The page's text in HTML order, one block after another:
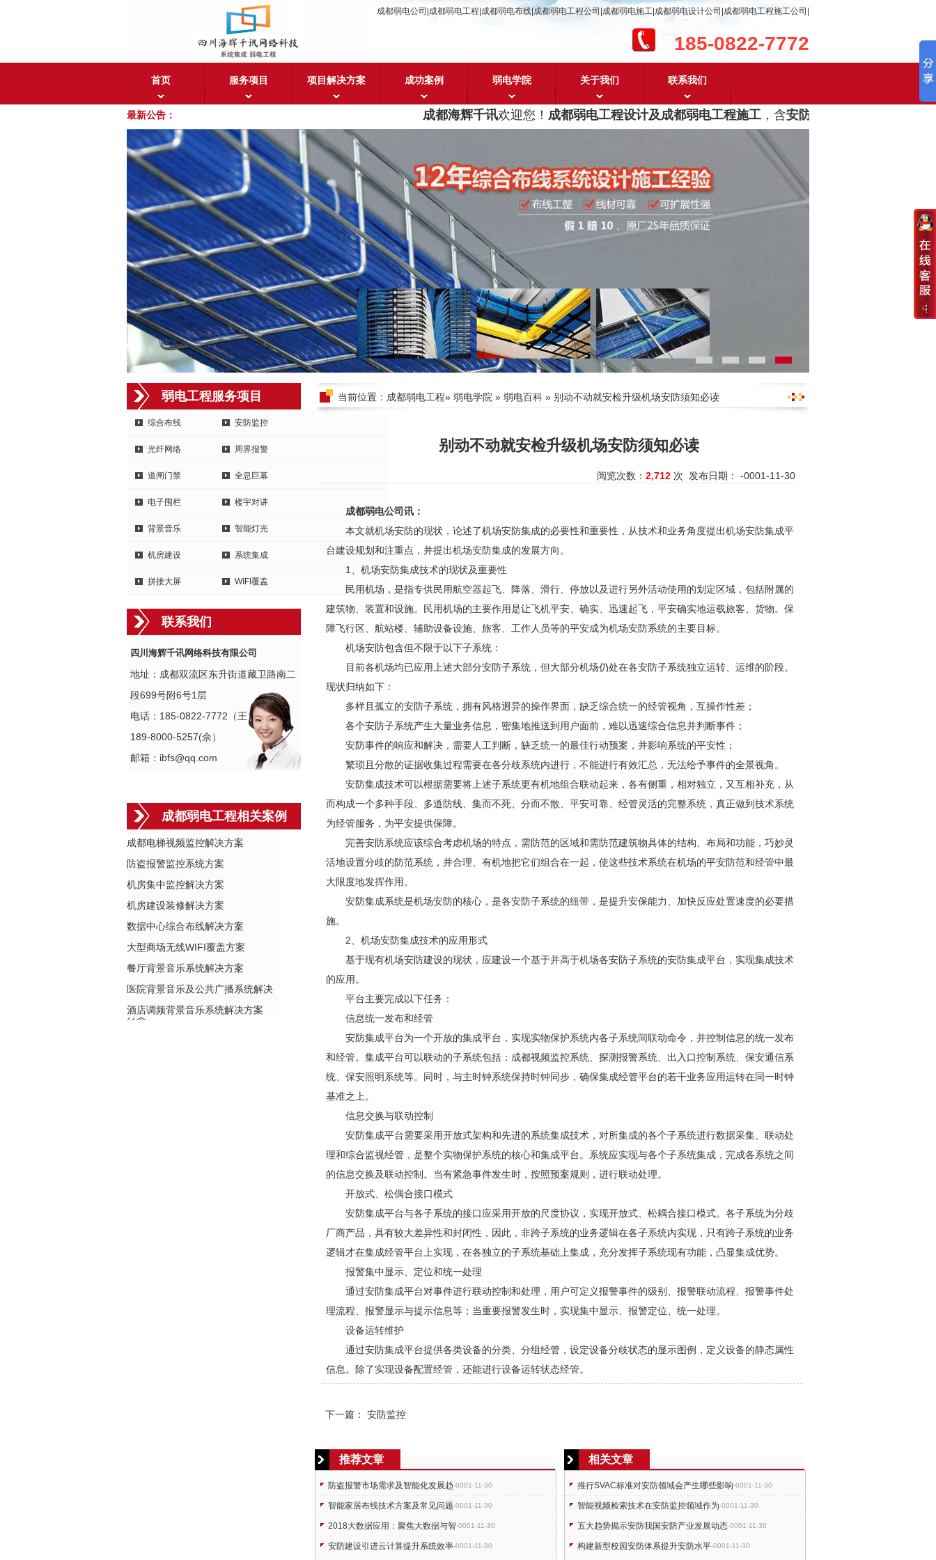
成都弱电公司|成都弱电工程|成都弱电布线|成都弱电工程公司|成都弱电施工|成都弱电设计公司|成都弱电工程施工公司|
185-0822-7772
首页 服务项目 项目解决方案 成功案例 弱电学院 关于我们 联系我们
最新公告： 成都海辉千讯欢迎您！成都弱电工程设计及成都弱电工程施工，含 安防监控，系统集成，综合
弱电工程服务项目
综合布线 安防监控
光纤网络 周界报警
道闸门禁 全息巨幕
电子围栏 楼宇对讲
背景音乐 智能灯光
机房建设 系统集成
拼接大屏 WIFI覆盖
联系我们
四川海辉千讯网络科技有限公司
地址：成都双流区东升街道藏卫路南二
段699号附6号1层
电话：185-0822-7772（王）
189-8000-5257(佘）
邮箱：ibfs@qq.com
成都弱电工程相关案例
成都电梯视频监控解决方案
防盗报警监控系统方案
机房集中监控解决方案
机房建设装修解决方案
数据中心综合布线解决方案
大型商场无线WIFI覆盖方案
餐厅背景音乐系统解决方案
医院背景音乐及公共广播系统解决
方案
酒店调频背景音乐系统解决方案
当前位置： 成都弱电工程» 弱电学院 » 弱电百科 » 别动不动就安检升级机场安防须知必读
别动不动就安检升级机场安防须知必读
阅览次数： 2,712 次 发布日期： -0001-11-30
成都弱电公司讯：
本文就机场安防的现状，论述了机场安防集成的必要性和重要性，从技术和业务角度提出机场安防集成平
台建设规划和注重点，并提出机场安防集成的发展方向。
1、机场安防集成技术的现状及重要性
民用机场，是指专供民用航空器起飞、降落、滑行、停放以及进行另外活动使用的划定区域，包括附属的
建筑物、装置和设施。民用机场的主要作用是让飞机平安、确实、迅速起飞，平安确实地运载旅客、货物。保
障飞行区、航站楼、辅助设备设施、旅客、工作人员等的平安成为机场安防系统的主要目标。
机场安防包含但不限于以下子系统：
目前各机场均已应用上述大部分安防子系统，但大部分机场仍处在各安防子系统独立运转、运维的阶段。
现状归纳如下：
多样且孤立的安防子系统，拥有风格迥异的操作界面，缺乏综合统一的经管视角，互操作性差；
各个安防子系统产生大量业务信息，密集地推送到用户面前，难以迅速综合信息并判断事件；
安防事件的响应和解决，需要人工判断，缺乏统一的最佳行动预案，并影响系统的平安性；
繁琐且分散的证据收集过程需要在各分歧系统内进行，不能进行有效汇总，无法给予事件的全景视角。
安防集成技术可以根据需要将上述子系统更有机地组合联动起来，各有侧重，相对独立，又互相补充，从
而构成一个多种手段、多道防线、集而不死、分而不散、平安可靠、经管灵活的完整系统，真正做到技术系统
为经管服务，为平安提供保障。
完善安防系统应该综合考虑机场的特点，需防范的区域和需防范建筑物具体的结构、布局和功能，巧妙灵
活地设置分歧的防范系统，并合理、有机地把它们组合在一起，使这些技术系统在机场的平安防范和经管中最
大限度地发挥作用。
安防集成系统是机场安防的核心，是各安防子系统的纽带，是提升安保能力、加快反应处置速度的必要措
施。
2、机场安防集成技术的应用形式
基于现有机场安防建设的现状，应建设一个基于并高于机场各安防子系统的安防集成平台，实现集成技术
的应用。
平台主要完成以下任务：
信息统一发布和经管
安防集成平台为一个开放的集成平台，实现实物保护系统内各子系统间联动命令，并控制信息的统一发布
和经管。集成平台可以联动的子系统包括： 成都视频监控系统、探测报警系统、出入口控制系统、保安通信系
统、保安照明系统等。同时，与主时钟系统保持时钟同步，确保集成经管平台的若干业务应用运转在同一时钟
基准之上。
信息交换与联动控制
安防集成平台需要采用开放式架构和先进的系统集成技术，对所集成的各个子系统进行数据采集、联动处
理和综合监视经管，是整个实物保护系统的核心和集成平台。系统应实现与各个子系统集成，完成各系统之间
的信息交换及联动控制。当有紧急事件发生时，按照预案规则，进行联动处理。
开放式、松偶合接口模式
安防集成平台与各子系统的接口应采用开放的尺度协议，实现开放式、松耦合接口模式。各子系统为分歧
厂商产品，具有较大差异性和封闭性，因此，非跨子系统的业务逻辑在各子系统内实现，只有跨子系统的业务
逻辑才在集成经管平台上实现，在各独立的子系统基础上集成，充分发挥子系统现有功能，凸显集成优势。
报警集中显示、定位和统一处理
通过安防集成平台对事件进行联动控制和处理，用户可定义报警事件的级别、报警联动流程、报警事件处
理流程、报警显示与提示信息等；当重要报警发生时，实现集中显示、报警定位、统一处理。
设备运转维护
通过安防集成平台提供各类设备的分类、分组经管，设定设备分歧状态的显示图例，定义设备的静态属性
信息。除了实现设备配置经管，还能进行设备运转状态经管。
下一篇： 安防监控
推荐文章
防盗报警市场需求及智能化发展趋-0001-11-30
智能家居布线技术方案及常见问题-0001-11-30
2018大数据应用：聚焦大数据与智-0001-11-30
安防建设引进云计算提升系统效率-0001-11-30
相关文章
推行SVAC标准对安防领域会产生哪些影响-0001-11-30
智能视频检索技术在安防监控领域作为-0001-11-30
五大趋势揭示安防我国安防产业发展动态-0001-11-30
构建新型校园安防体系提升安防水平-0001-11-30